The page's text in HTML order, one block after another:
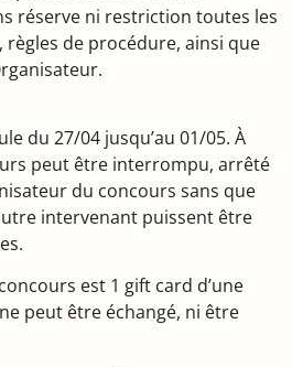
réserve ni restriction toutes les
de procédure, ainsi que
du 27/04 jusqu’au 01/05. À
peut être interrompu, arrêté
du concours sans que
intervenant puissent être
est 1 gift card d’une
peut être échangé, ni être